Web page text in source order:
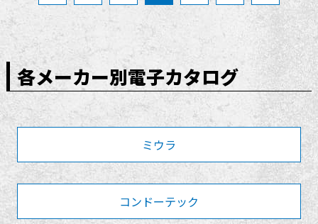
各メーカー別電子カタログ
ミウラ
コンドーテック